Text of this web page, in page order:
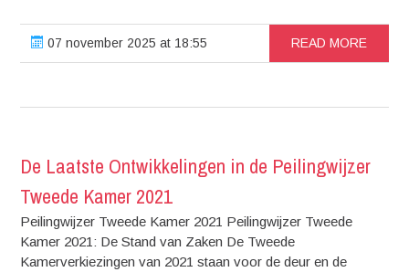
07 november 2025 at 18:55 READ MORE
De Laatste Ontwikkelingen in de Peilingwijzer
Tweede Kamer 2021
Peilingwijzer Tweede Kamer 2021 Peilingwijzer Tweede
Kamer 2021: De Stand van Zaken De Tweede
Kamerverkiezingen van 2021 staan voor de deur en de